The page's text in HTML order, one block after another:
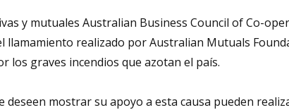
y mutuales Australian Business Council of Co-
llamamiento realizado por Australian Mutuals
los graves incendios que azotan el país.
deseen mostrar su apoyo a esta causa pueden